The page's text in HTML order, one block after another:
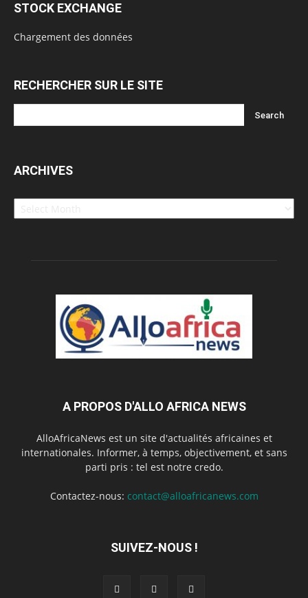
STOCK EXCHANGE
Chargement des données
RECHERCHER SUR LE SITE
ARCHIVES
Archives
A PROPOS D'ALLO AFRICA NEWS
AlloAfricaNews est un site d'actualités africaines et
internationales. Informer, à temps, objectivement, et sans
parti pris : tel est notre credo.
Contactez-nous: contact@alloafricanews.com
SUIVEZ-NOUS !